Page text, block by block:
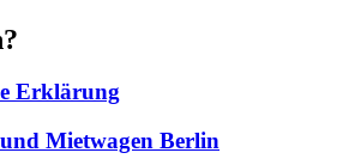
Erklärung
Mietwagen Berlin